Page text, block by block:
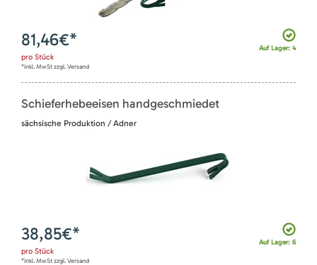
Auf Lager: 4
81,46€*
pro Stück
*inkl. MwSt zzgl. Versand
Schieferhebeeisen handgeschmiedet
sächsische Produktion / Adner
Auf Lager: 6
38,85€*
pro Stück
*inkl. MwSt zzgl. Versand